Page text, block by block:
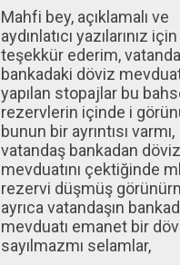
Mahfi bey, açıklamalı ve
aydınlatıcı yazılarınız için
teşekkür ederim,
bankadaki döviz
yapılan stopajlar bu
rezervlerin içinde i
bunun bir ayrıntısı varmı,
vatandaş bankadan döviz
mevduatını çektiğinde
rezervi düşmüş
ayrıca vatandaşın
mevduatı emanet bir
sayılmazmı selamlar,